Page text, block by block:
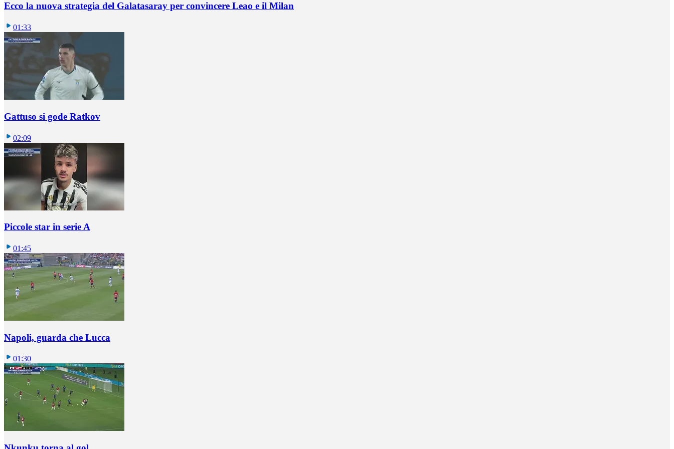
Ecco la nuova strategia del Galatasaray per convincere Leao e il Milan
01:33
Gattuso si gode Ratkov
02:09
Piccole star in serie A
01:45
Napoli, guarda che Lucca
01:30